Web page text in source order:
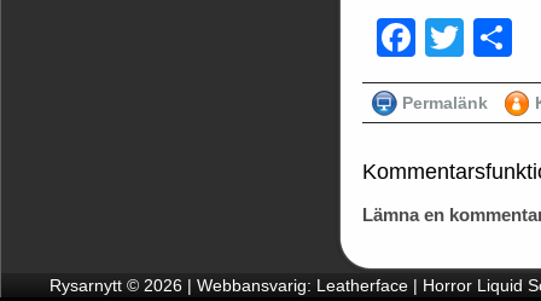
Permalänk
Lämna en
Rysarnytt © 2026 | Webbansvarig: Leatherface | Horror Liquid